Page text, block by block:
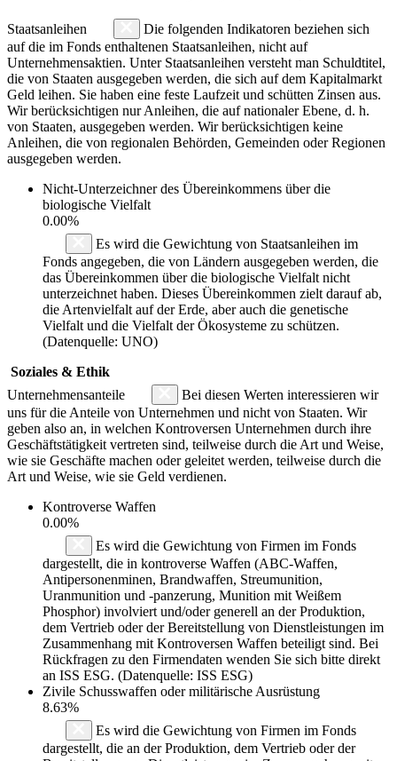
Staatsanleihen
Die folgenden Indikatoren beziehen sich
auf die im Fonds enthaltenen Staatsanleihen, nicht auf
Unternehmensaktien. Unter Staatsanleihen versteht man Schuldtitel,
die von Staaten ausgegeben werden, die sich auf dem Kapitalmarkt
Geld leihen. Sie haben eine feste Laufzeit und schütten Zinsen aus.
Wir berücksichtigen nur Anleihen, die auf nationaler Ebene, d. h.
von Staaten, ausgegeben werden. Wir berücksichtigen keine
Anleihen, die von regionalen Behörden, Gemeinden oder Regionen
ausgegeben werden.
Nicht-Unterzeichner des Übereinkommens über die
biologische Vielfalt
0.00%
Es wird die Gewichtung von Staatsanleihen im
Fonds angegeben, die von Ländern ausgegeben werden, die
das Übereinkommen über die biologische Vielfalt nicht
unterzeichnet haben. Dieses Übereinkommen zielt darauf ab,
die Artenvielfalt auf der Erde, aber auch die genetische
Vielfalt und die Vielfalt der Ökosysteme zu schützen.
(Datenquelle: UNO)
Soziales & Ethik
Unternehmensanteile
Bei diesen Werten interessieren wir
uns für die Anteile von Unternehmen und nicht von Staaten. Wir
geben also an, in welchen Kontroversen Unternehmen durch ihre
Geschäftstätigkeit vertreten sind, teilweise durch die Art und Weise,
wie sie Geschäfte machen oder geleitet werden, teilweise durch die
Art und Weise, wie sie Geld verdienen.
Kontroverse Waffen
0.00%
Es wird die Gewichtung von Firmen im Fonds
dargestellt, die in kontroverse Waffen (ABC-Waffen,
Antipersonenminen, Brandwaffen, Streumunition,
Uranmunition und -panzerung, Munition mit Weißem
Phosphor) involviert und/oder generell an der Produktion,
dem Vertrieb oder der Bereitstellung von Dienstleistungen im
Zusammenhang mit Kontroversen Waffen beteiligt sind. Bei
Rückfragen zu den Firmendaten wenden Sie sich bitte direkt
an ISS ESG. (Datenquelle: ISS ESG)
Zivile Schusswaffen oder militärische Ausrüstung
8.63%
Es wird die Gewichtung von Firmen im Fonds
dargestellt, die an der Produktion, dem Vertrieb oder der